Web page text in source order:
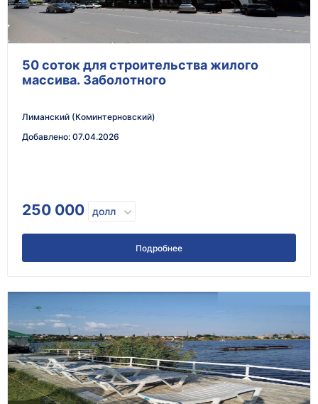
50 соток для строительства жилого
массива. Заболотного
Лиманский (Коминтерновский)
Добавлено: 07.04.2026
250 000 долл
Подробнее